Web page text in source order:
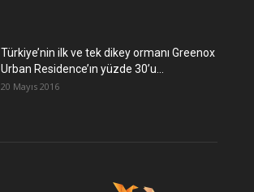
Türkiye’nin ilk ve tek dikey ormanı Greenox
Urban Residence’ın yüzde 30’u...
20 Mayıs 2016